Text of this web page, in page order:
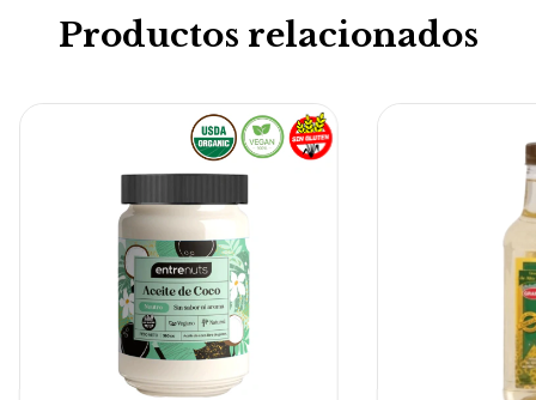
Productos relacionados